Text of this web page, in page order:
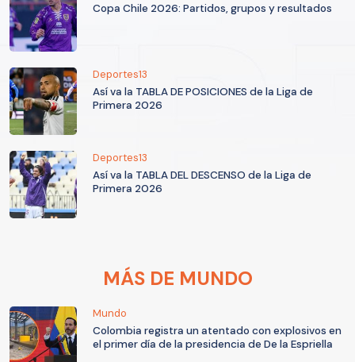
Copa Chile 2026: Partidos, grupos y resultados
Deportes13
Así va la TABLA DE POSICIONES de la Liga de
Primera 2026
Deportes13
Así va la TABLA DEL DESCENSO de la Liga de
Primera 2026
MÁS DE MUNDO
Mundo
Colombia registra un atentado con explosivos en
el primer día de la presidencia de De la Espriella